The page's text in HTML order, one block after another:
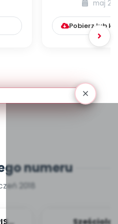
numer
maj
Pobierz lub
numeru
2018